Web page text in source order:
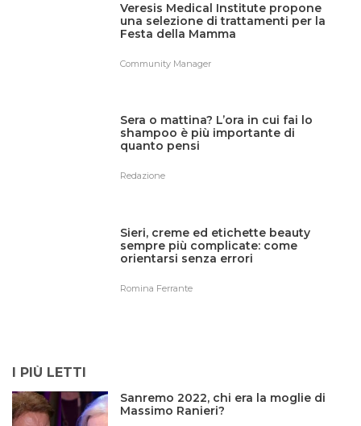
Veresis Medical Institute propone
una selezione di trattamenti per la
Festa della Mamma
Community Manager
Sera o mattina? L’ora in cui fai lo
shampoo è più importante di
quanto pensi
Redazione
Sieri, creme ed etichette beauty
sempre più complicate: come
orientarsi senza errori
Romina Ferrante
I PIÙ LETTI
Sanremo 2022, chi era la moglie di
Massimo Ranieri?